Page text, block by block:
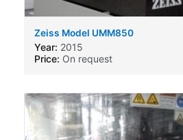
Zeiss Model UMM850
Year: 2015
Price: On request